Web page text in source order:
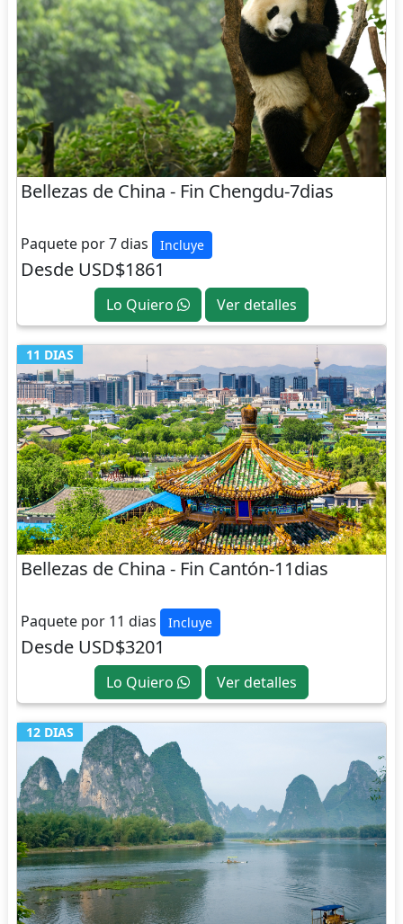
Bellezas de China - Fin Chengdu-7dias
Paquete por 7 dias Incluye
Desde USD$1861
Lo Quiero Ver detalles
11 DIAS
Bellezas de China - Fin Cantón-11dias
Paquete por 11 dias Incluye
Desde USD$3201
Lo Quiero Ver detalles
12 DIAS